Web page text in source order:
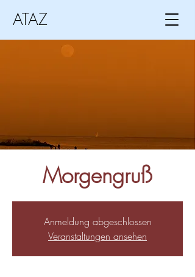
ATAZ
Morgengruß
Anmeldung abgeschlossen
Veranstaltungen ansehen